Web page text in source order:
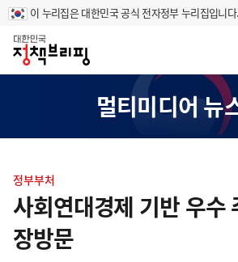
이 누리집은 대한민국 공식 전자정부 누리집입니다.
홈
멀티미디어 뉴
텐
영
역
정부부처
사회연대경제 기반 우수
장방문